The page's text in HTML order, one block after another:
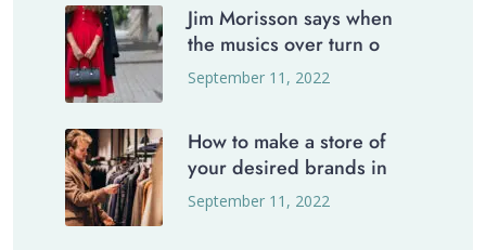
Jim Morisson says when
the musics over turn o
September 11, 2022
How to make a store of
your desired brands in
September 11, 2022